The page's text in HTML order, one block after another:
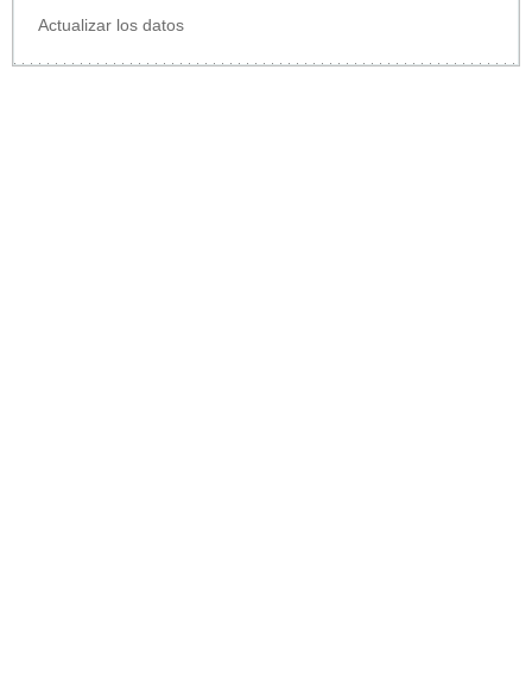
Actualizar los datos